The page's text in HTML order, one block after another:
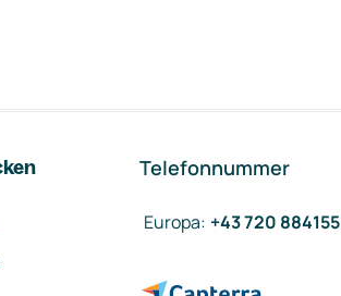
Telefonnummer
Europa: +43 720 884155